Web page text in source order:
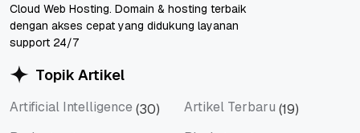
Cloud Web Hosting. Domain & hosting terbaik
dengan akses cepat yang didukung layanan
support 24/7
Topik Artikel
Artificial Intelligence (30) Artikel Terbaru (19)